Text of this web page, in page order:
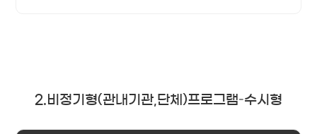
2.비정기형(관내기관,단체)프로그램–수시형